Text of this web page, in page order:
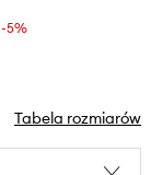
-5%
Tabela rozmiarów